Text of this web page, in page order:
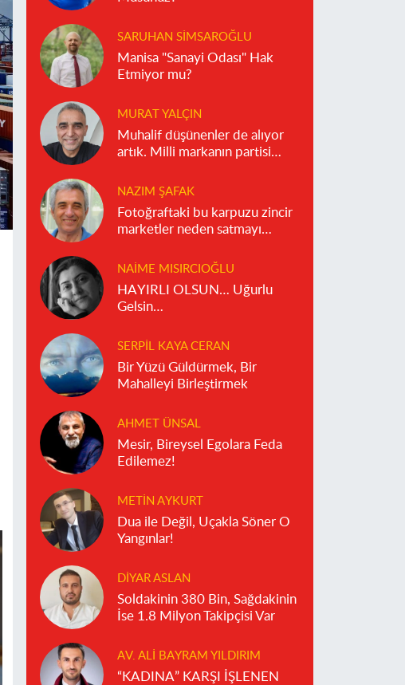
SARUHAN SIMSAROĞLU
Manisa "Sanayi Odası" Hak
Etmiyor mu?
MURAT YALÇIN
Muhalif düşünenler de alıyor
artık. Milli markanın partisi
NAZIM ŞAFAK
Fotoğraftaki bu karpuzu zincir
marketler neden satmayı
NAIME MISIRCIOĞLU
HAYIRLI OLSUN… Uğurlu
Gelsin…
SERPIL KAYA CERAN
Bir Yüzü Güldürmek, Bir
Mahalleyi Birleştirmek
AHMET ÜNSAL
Mesir, Bireysel Egolara Feda
Edilemez!
METIN AYKURT
Dua ile Değil, Uçakla Söner O
Yangınlar!
DIYAR ASLAN
Soldakinin 380 Bin, Sağdakinin
İse 1.8 Milyon Takipçisi Var
AV. ALI BAYRAM YILDIRIM
“KADINA” KARŞI İŞLENEN